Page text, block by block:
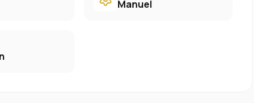
Manuel